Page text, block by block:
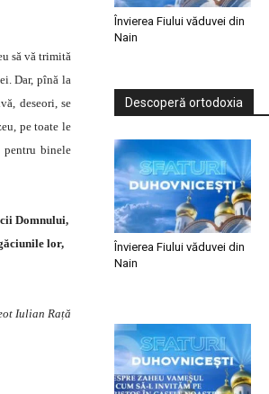
să vă trimită
Dar, pînă la
deseori, se
pe toate le
pentru binele
Domnului,
lor,
Iulian Rață
Învierea Fiului văduvei din
Nain
Descoperă ortodoxia
Învierea Fiului văduvei din
Nain